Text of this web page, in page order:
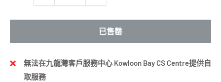
已售罄
無法在九龍灣客戶服務中心 Kowloon Bay CS Centre提供自
取服務